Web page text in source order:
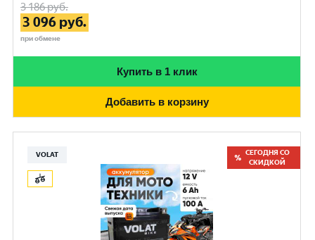
3 186руб.
3 096 руб.
при обмене
Купить в 1 клик
Добавить в корзину
VOLAT
СЕГОДНЯ СО
СКИДКОЙ